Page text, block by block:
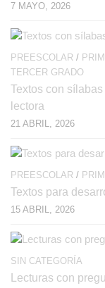
7 MAYO, 2026
PREESCOLAR /
TERCER GRADO
Textos con
lectora
21 ABRIL, 2026
PREESCOLAR /
Textos para
15 ABRIL, 2026
SIN CATEGORÍA
Lecturas con